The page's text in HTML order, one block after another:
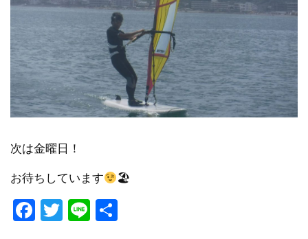
次は金曜日！
お待ちしています
🏖
Facebook
Twitter
Line